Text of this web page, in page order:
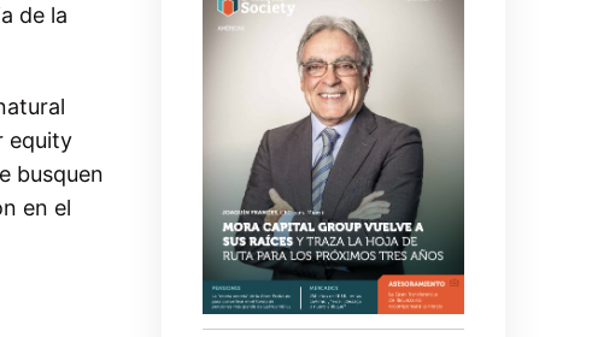
de la
equity
busquen
en el